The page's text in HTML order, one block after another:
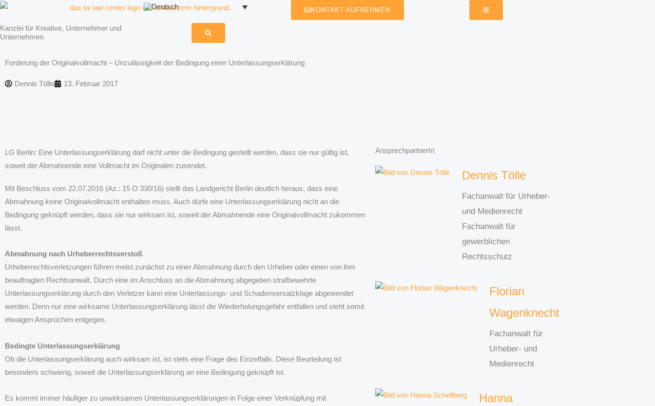
Zum
springen
Kanzlei für Kreative, Unternehmer und
Unternehmen
KONTAKT AUFNEHMEN
Forderung der Originalvollmacht – Unzulässigkeit der Bedingung einer Unterlassungserklärung
Dennis Tölle 13. Februar 2017
LG Berlin: Eine Unterlassungserklärung darf nicht unter die Bedingung gestellt werden, dass sie nur gültig ist,
soweit der Abmahnende eine Vollmacht im Originalen zusendet.
Mit Beschluss vom 22.07.2016 (Az.: 15 O 330/16) stellt das Landgericht Berlin deutlich heraus, dass eine
Abmahnung keine Originalvollmacht enthalten muss. Auch dürfe eine Unterlassungserklärung nicht an die
Bedingung geknüpft werden, dass sie nur wirksam ist, soweit der Abmahnende eine Originalvollmacht zukommen
lässt.
Abmahnung nach Urheberrechtsverstoß
Urheberrechtsverletzungen führen meist zunächst zu einer Abmahnung durch den Urheber oder einen von ihm
beauftragten Rechtsanwalt. Durch eine im Anschluss an die Abmahnung abgegeben strafbewehrte
Unterlassungserklärung durch den Verletzer kann eine Unterlassungs- und Schadensersatzklage abgewendet
werden. Denn nur eine wirksame Unterlassungserklärung lässt die Wiederholungsgefahr entfallen und steht somit
etwaigen Ansprüchen entgegen.
Bedingte Unterlassungserklärung
Ob die Unterlassungserklärung auch wirksam ist, ist stets eine Frage des Einzelfalls. Diese Beurteilung ist
besonders schwierig, soweit die Unterlassungserklärung an eine Bedingung geknüpft ist.
Es kommt immer häufiger zu unwirksamen Unterlassungserklärungen in Folge einer Verknüpfung mit
AnsprechpartnerIn
Dennis Tölle
Fachanwalt für Urheber-
und Medienrecht
Fachanwalt für
gewerblichen
Rechtsschutz
Florian
Wagenknecht
Fachanwalt für
Urheber- und
Medienrecht
Hanna